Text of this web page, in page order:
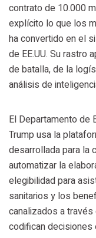
contrato de 10.000
explícito lo que los
ha convertido en el
de EE.UU. Su rastro
de batalla, de la
análisis de
El Departamento de
Trump usa la
desarrollada para la
automatizar la
elegibilidad para
sanitarios y los
canalizados a
codifican